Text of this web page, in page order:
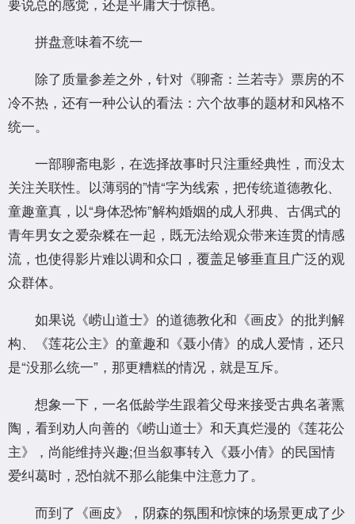
拼盘意味着不统一
除了质量参差之外，针对《聊斋：兰若寺》票房的不
冷不热，还有一种公认的看法：六个故事的题材和风格不
统一。
一部聊斋电影，在选择故事时只注重经典性，而没太
关注关联性。以薄弱的”情“字为线索，把传统道德教化、
童趣童真，以“身体恐怖”解构婚姻的成人邪典、古偶式的
青年男女之爱杂糅在一起，既无法给观众带来连贯的情感
流，也使得影片难以调和众口，覆盖足够垂直且广泛的观
众群体。
如果说《崂山道士》的道德教化和《画皮》的批判解
构、《莲花公主》的童趣和《聂小倩》的成人爱情，还只
是“没那么统一”，那更糟糕的情况，就是互斥。
想象一下，一名低龄学生跟着父母来接受古典名著熏
陶，看到劝人向善的《崂山道士》和天真烂漫的《莲花公
主》，尚能维持兴趣;但当叙事转入《聂小倩》的民国情
爱纠葛时，恐怕就不那么能集中注意力了。
而到了《画皮》，阴森的氛围和惊悚的场景更成了少